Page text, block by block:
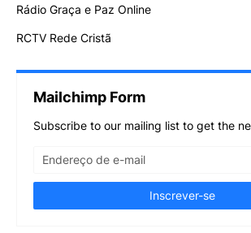
Rádio Graça e Paz Online
RCTV Rede Cristã
Mailchimp Form
Subscribe to our mailing list to get the